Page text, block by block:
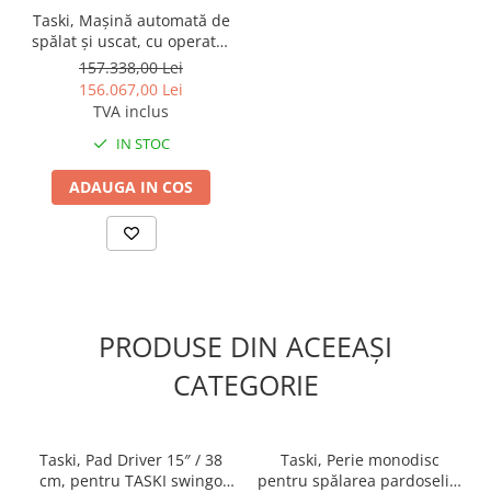
Servetele masa & faciale
Odorizante profesionale
Aparate odorizante profesionale
Odorizant toalera, wc
Odorizante camera
Rezerva aparate odorizante
Site odorizante pisoar
Produse de curatenie
Carucioare bucatarie
Racleta, perii pardoseala
Taski, Mașină automată de
spălat și uscat, cu operator
stand-on, baterii şi
încărcător încorporat -
TASKI Swingo XP-R BMS
Euro
157.338,00 Lei
156.067,00 Lei
TVA inclus
IN STOC
ADAUGA IN COS
PRODUSE DIN ACEEAȘI
CATEGORIE
Taski, Pad Driver 15″ / 38
cm, pentru TASKI swingo
Taski, Perie monodisc
pentru spălarea pardoselii -